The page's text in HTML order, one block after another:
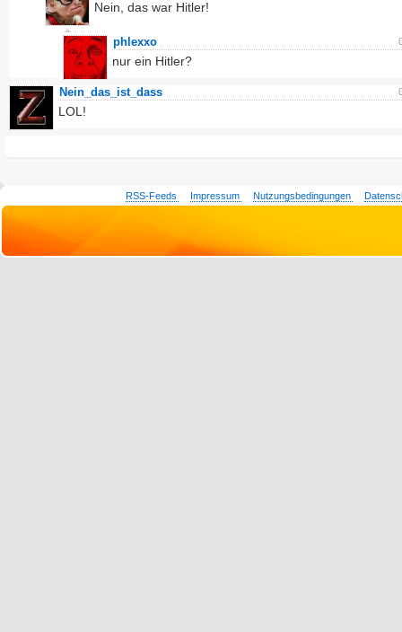
Nein, das war Hitler!
phlexxo
nur ein Hitler?
Nein_das_ist_dass
LOL!
RSS-Feeds Impressum Nutzungsbedingungen